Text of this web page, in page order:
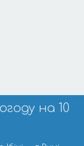
на 10